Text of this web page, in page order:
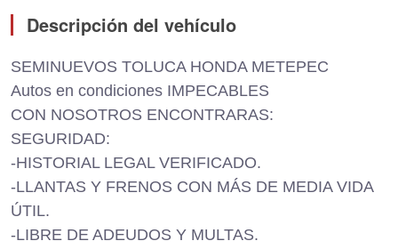
Descripción del vehículo
SEMINUEVOS TOLUCA HONDA METEPEC
Autos en condiciones IMPECABLES
CON NOSOTROS ENCONTRARAS:
SEGURIDAD:
-HISTORIAL LEGAL VERIFICADO.
-LLANTAS Y FRENOS CON MÁS DE MEDIA VIDA
ÚTIL.
-LIBRE DE ADEUDOS Y MULTAS.